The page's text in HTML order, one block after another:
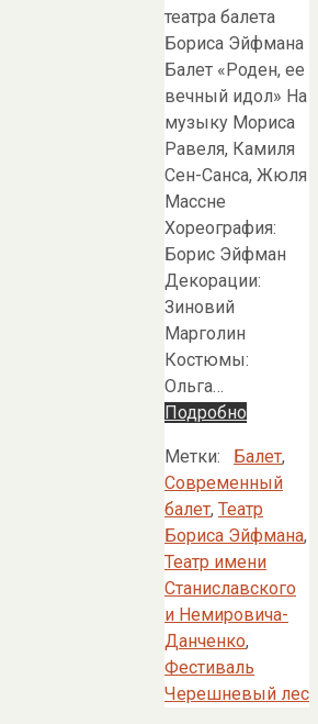
театра балета
Бориса Эйфмана
Балет «Роден, ее
вечный идол» На
музыку Мориса
Равеля, Камиля
Сен-Санса, Жюля
Массне
Хореография:
Борис Эйфман
Декорации:
Зиновий
Марголин
Костюмы:
Ольга…
Подробно
Метки: Балет,
Современный
балет, Театр
Бориса Эйфмана,
Театр имени
Станиславского
и Немировича-
Данченко,
Фестиваль
Черешневый лес